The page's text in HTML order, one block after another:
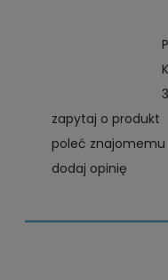
zapytaj o produkt
poleć znajomemu
dodaj opinię